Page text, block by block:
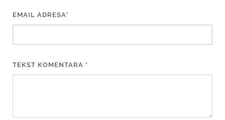
EMAIL ADRESA*
TEKST KOMENTARA *